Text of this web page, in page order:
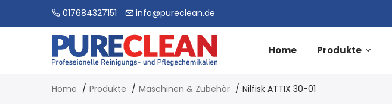
017684327151 info@pureclean.de
Home Produkte
Home Produkte Maschinen & Zubehör Nilfisk ATTIX 30-01